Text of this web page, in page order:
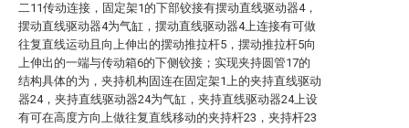
二11传动连接，固定架1的下部铰接有摆动直线驱动器4，
摆动直线驱动器4为气缸，摆动直线驱动器4上连接有可做
往复直线运动且向上伸出的摆动推拉杆5，摆动推拉杆5向
上伸出的一端与传动箱6的下侧铰接；实现夹持圆管17的
结构具体的为，夹持机构固连在固定架1上的夹持直线驱动
器24，夹持直线驱动器24为气缸，夹持直线驱动器24上设
有可在高度方向上做往复直线移动的夹持杆23，夹持杆23